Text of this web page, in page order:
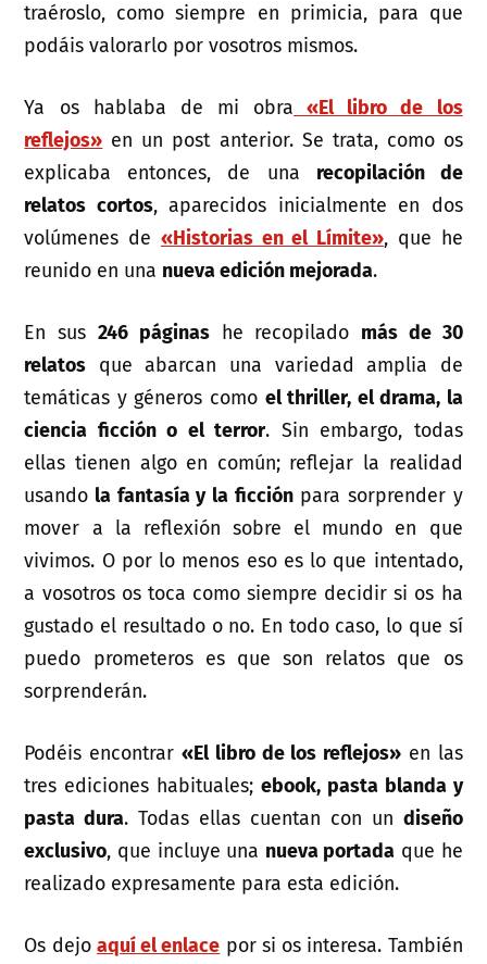
traéroslo, como siempre en primicia, para que
podáis valorarlo por vosotros mismos.
Ya os hablaba de mi obra «El libro de los
reflejos» en un post anterior. Se trata, como os
explicaba entonces, de una recopilación de
relatos cortos, aparecidos inicialmente en dos
volúmenes de «Historias en el Límite», que he
reunido en una nueva edición mejorada.
En sus 246 páginashe recopilado más de 30
relatos que abarcan una variedad amplia de
temáticas y géneros como el thriller, el drama, la
ciencia ficción o el terror. Sin embargo, todas
ellas tienen algo en común; reflejar la realidad
usando la fantasía y la ficciónpara sorprender y
mover a la reflexión sobre el mundo en que
vivimos. O por lo menos eso es lo que intentado,
a vosotros os toca como siempre decidir si os ha
gustado el resultado o no. En todo caso, lo que sí
puedo prometeros es que son relatos que os
sorprenderán.
Podéis encontrar «El libro de los reflejos» en las
tres ediciones habituales; ebook, pasta blanda y
pasta dura. Todas ellas cuentan con un diseño
exclusivo, que incluye una nueva portada que he
realizado expresamente para esta edición.
Os dejo aquí el enlace por si os interesa. También